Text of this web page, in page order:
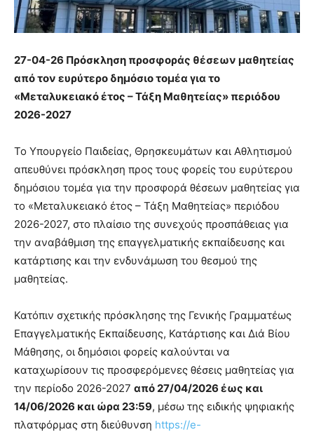
27-04-26 Πρόσκληση προσφοράς θέσεων μαθητείας
από τον ευρύτερο δημόσιο τομέα για το
«Μεταλυκειακό έτος – Τάξη Μαθητείας» περιόδου
2026-2027
Το Υπουργείο Παιδείας, Θρησκευμάτων και Αθλητισμού
απευθύνει πρόσκληση προς τους φορείς του ευρύτερου
δημόσιου τομέα για την προσφορά θέσεων μαθητείας για
το «Μεταλυκειακό έτος – Τάξη Μαθητείας» περιόδου
2026-2027, στο πλαίσιο της συνεχούς προσπάθειας για
την αναβάθμιση της επαγγελματικής εκπαίδευσης και
κατάρτισης και την ενδυνάμωση του θεσμού της
μαθητείας.
Κατόπιν σχετικής πρόσκλησης της Γενικής Γραμματέως
Επαγγελματικής Εκπαίδευσης, Κατάρτισης και Διά Βίου
Μάθησης, οι δημόσιοι φορείς καλούνται να
καταχωρίσουν τις προσφερόμενες θέσεις μαθητείας για
την περίοδο 2026-2027 από 27/04/2026 έως και
14/06/2026 και ώρα 23:59, μέσω της ειδικής ψηφιακής
πλατφόρμας στη διεύθυνση https://e-